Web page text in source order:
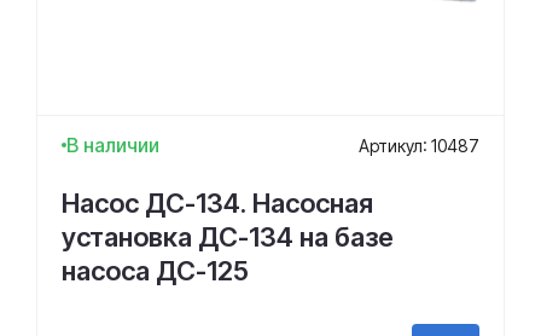
В наличии Артикул: 10487
Насос ДС-134. Насосная
установка ДС-134 на базе
насоса ДС-125